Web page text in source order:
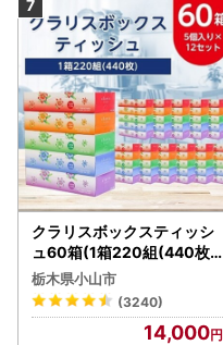
クラリスボックスティッシ
ュ60箱(1箱220組(440枚))
(5個入り×12セット)【配送
不可地域：離島・沖縄県】
【1256759】
栃木県小山市
(3240)
14,000